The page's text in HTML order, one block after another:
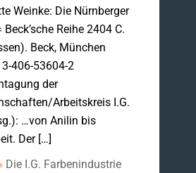
Weinke: Die Nürnberger
Beck’sche Reihe 2404 C.
Beck, München
406-53604-2
der
Arbeitskreis I.G.
…von Anilin bis
Der […]
Die I.G. Farbenindustrie